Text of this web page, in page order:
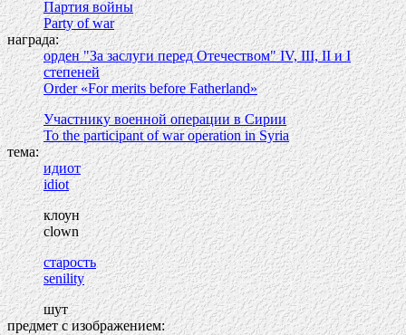
Партия войны
Party of war
награда:
орден "За заслуги перед Отечеством" IV, III, II и I
степеней
Order «For merits before Fatherland»
Участнику военной операции в Сирии
To the participant of war operation in Syria
тема:
идиот
idiot
клоун
clown
старость
senility
шут
предмет с изображением: